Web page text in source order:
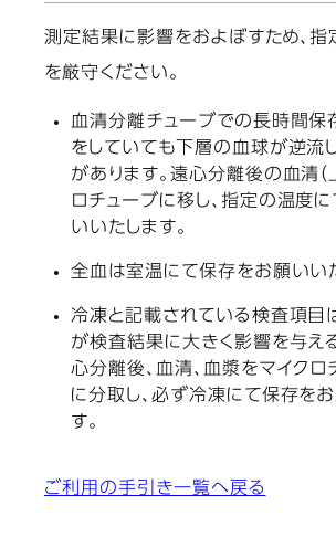
測定結果に影響をおよぼすため、
を厳守ください。
血清分離チューブでの長時間保
をしていても下層の血球が逆流
があります。遠心分離後の血清（
ロチューブに移し、指定の温度
いいたします。
全血は室温にて保存をお願いい
冷凍と記載されている検査項目
が検査結果に大きく影響を与え
心分離後、血清、血漿をマイクロ
に分取し、必ず冷凍にて保存を
す。
ご利用の手引き一覧へ戻る